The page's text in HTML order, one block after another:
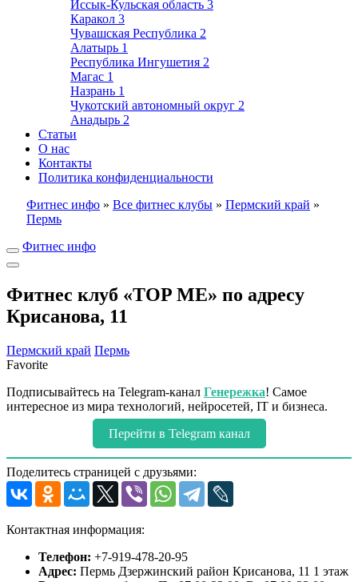
Иссык-Кульская область 3
Каракол 3
Чувашская Республика 2
Алатырь 1
Республика Ингушетия 2
Магас 1
Назрань 1
Чукотский автономный округ 2
Анадырь 2
Статьи
О нас
Контакты
Политика конфиденциальности
Фитнес инфо » Все фитнес клубы » Пермский край »
Пермь
Фитнес инфо
Фитнес клуб «TOP ME» по адресу
Крисанова, 11
Пермский край Пермь
Favorite
Подписывайтесь на Telegram-канал Генережка! Самое
интересное из мира технологий, нейросетей, IT и бизнеса.
Перейти в Telegram канал
Поделитесь страницей с друзьями:
Контактная информация:
Телефон: +7-919-478-20-95
Адрес: Пермь Дзержинский район Крисанова, 11 1 этаж